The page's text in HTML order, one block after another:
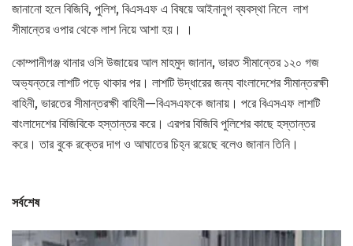
জানানো হলে বিজিবি, পুলিশ, বিএসএফ এ বিষয়ে আইনানুগ ব্যবস্থা নিলে লাশ
সীমান্তের ওপার থেকে লাশ নিয়ে আশা হয়। ।
কোম্পানীগঞ্জ থানার ওসি উজায়ের আল মাহমুদ জানান, ভারত সীমান্তের ১২০ গজ
অভ্যন্তরে লাশটি পড়ে থাকার পর। লাশটি উদ্ধারের জন্য বাংলাদেশের সীমান্তরক্ষী
বাহিনী, ভারতের সীমান্তরক্ষী বাহিনী—বিএসএফকে জানায়। পরে বিএসএফ লাশটি
বাংলাদেশের বিজিবিকে হস্তান্তর করে। এরপর বিজিবি পুলিশের কাছে হস্তান্তর
করে। তার বুকে রক্তের দাগ ও আঘাতের চিহ্ন রয়েছে বলেও জানান তিনি।
সর্বশেষ